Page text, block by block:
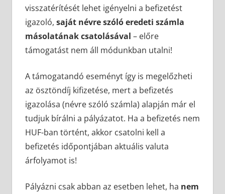
visszatérítését lehet igényelni a befizetést
igazoló, saját névre szóló eredeti számla
másolatának csatolásával – előre
támogatást nem áll módunkban utalni!
A támogatandó eseményt így is megelőzheti
az ösztöndíj kifizetése, mert a befizetés
igazolása (névre szóló számla) alapján már el
tudjuk bírálni a pályázatot. Ha a befizetés nem
HUF-ban történt, akkor csatolni kell a
befizetés időpontjában aktuális valuta
árfolyamot is!
Pályázni csak abban az esetben lehet, ha nem